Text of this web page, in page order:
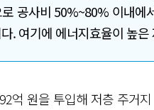
공사비 50%~80% 이내에
. 여기에 에너지효율이 높
억 원을 투입해 저층 주거